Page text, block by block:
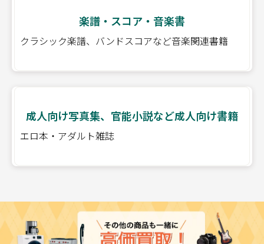
楽譜・スコア・音楽書
クラシック楽譜、バンドスコアなど音楽関連書籍
成人向け写真集、官能小説など成人向け書籍
エロ本・アダルト雑誌